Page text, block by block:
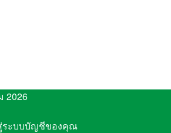
2026
ระบบบัญชีของคุณ